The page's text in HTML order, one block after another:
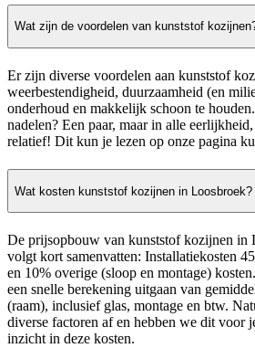
Wat zijn de voordelen van kunststof
Er zijn diverse voordelen aan kunststof
weerbestendigheid, duurzaamheid (en
onderhoud en makkelijk schoon te
nadelen? Een paar, maar in alle
relatief! Dit kun je lezen op onze pagina
Wat kosten kunststof kozijnen in Loosbroek?
De prijsopbouw van kunststof kozijnen in
volgt kort samenvatten: Installatiekosten
en 10% overige (sloop en montage)
een snelle berekening uitgaan van
(raam), inclusief glas, montage en btw.
diverse factoren af en hebben we dit voor
inzicht in deze kosten.